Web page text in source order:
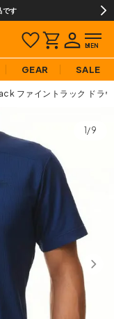
です
GEAR SALE
ファイントラック ドラ
1/9